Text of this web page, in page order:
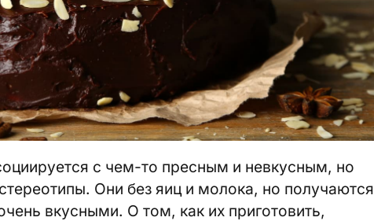
с чем-то пресным и невкусным, но
Они без яиц и молока, но получаются
вкусными. О том, как их приготовить,